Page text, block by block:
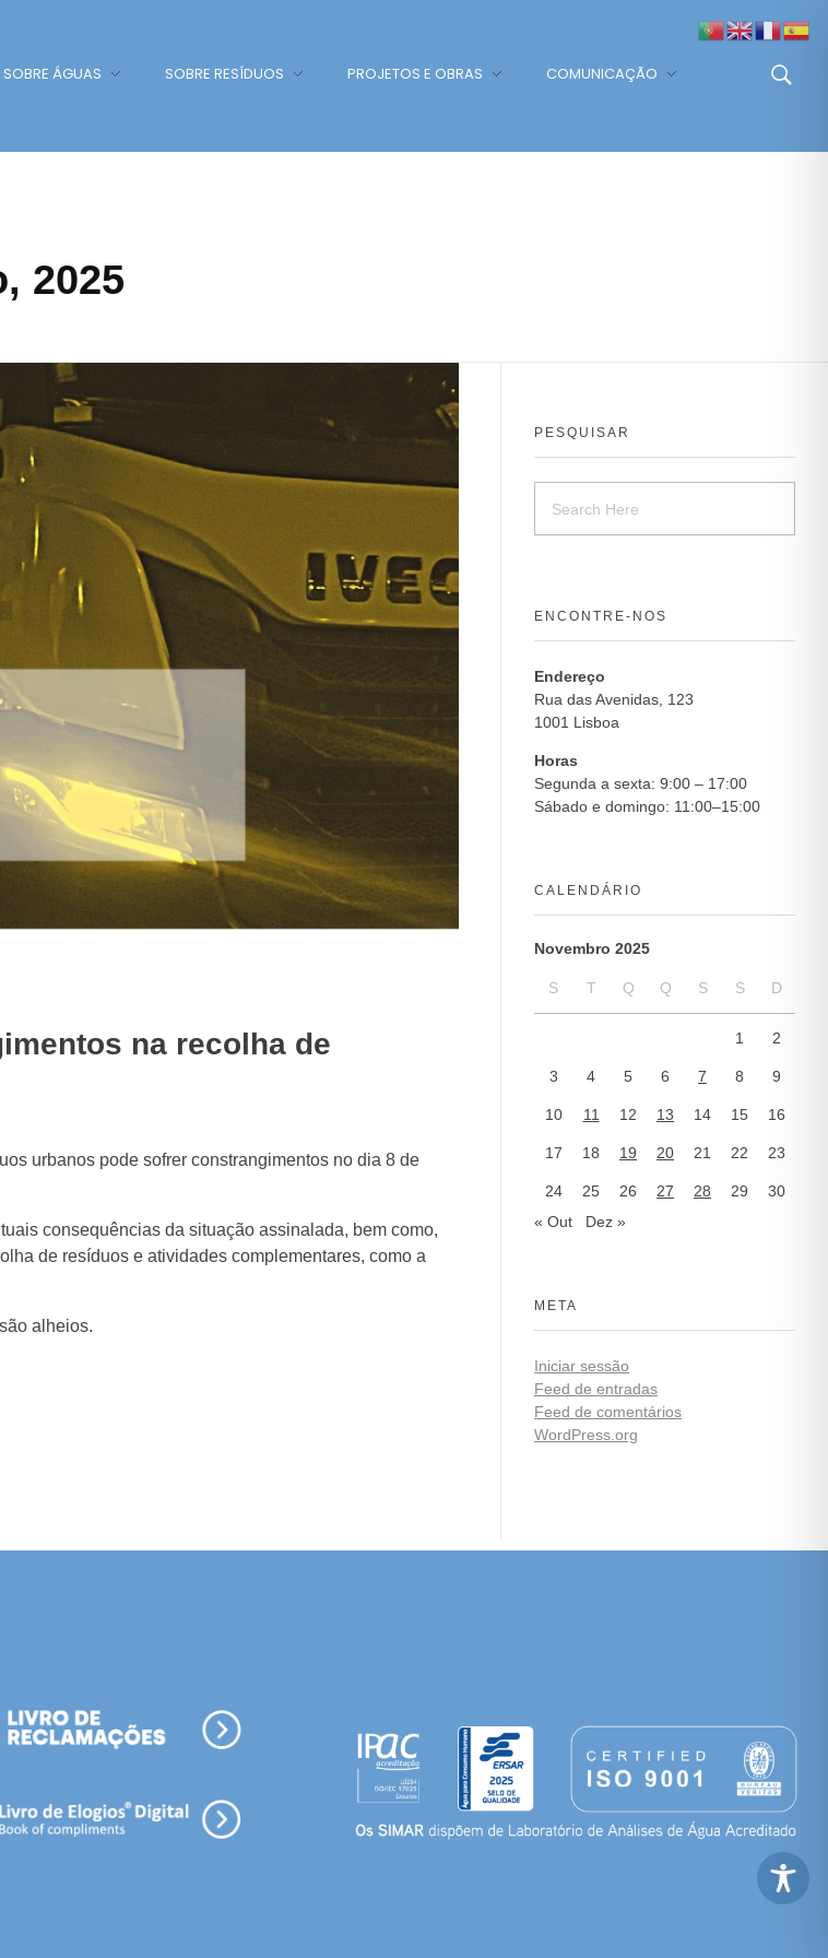
SOBRE ÁGUAS SOBRE RESÍDUOS PROJETOS E OBRAS COMUNICAÇÃO
2025
na recolha de
urbanos pode sofrer constrangimentos no dia 8 de
consequências da situação assinalada, bem como,
de resíduos e atividades complementares, como a
alheios.
PESQUISAR
ENCONTRE-NOS
Endereço
Rua das Avenidas, 123
1001 Lisboa
Horas
Segunda a sexta: 9:00 – 17:00
Sábado e domingo: 11:00–15:00
CALENDÁRIO
Novembro 2025
S T Q Q S S D
1 2
3 4 5 6 7 8 9
10 11 12 13 14 15 16
17 18 19 20 21 22 23
24 25 26 27 28 29
30
« Out
Dez »
META
Iniciar sessão
Feed de entradas
Feed de comentários
WordPress.org